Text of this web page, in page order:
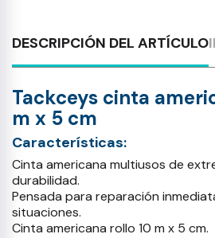
DESCRIPCIÓN DEL ARTÍCULO
Tackceys cinta
m x 5 cm
Características:
Cinta americana multiusos de
durabilidad.
Pensada para reparación
situaciones.
Cinta americana rollo 10 m x 5 cm.